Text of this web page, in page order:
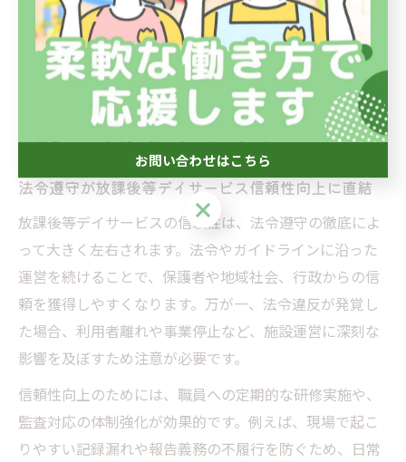
す。現場では「どこまで厳密に守れば良いのか」と迷い
が生じやすいですが、法令遵守は子どもたちとその家族
の安全・安心を守るための最低限の約束事です。運営者
や職員一人ひとりが法令遵守の意義を再認識し、社会的
法令遵守が放課後等デイサービス信頼性向上に直結
放課後等デイサービスの信頼性は、法令遵守の徹底によ
って大きく左右されます。法令やガイドラインに沿った
運営を続けることで、保護者や地域社会、行政からの信
頼を獲得しやすくなります。万が一、法令違反が発覚し
た場合、利用者離れや事業停止など、施設運営に深刻な
影響を及ぼすため注意が必要です。
信頼性向上のためには、職員への定期的な研修実施や、
監査対応の体制強化が効果的です。例えば、現場で起こ
りやすい記録漏れや報告義務の不履行を防ぐため、日常
お問い合わせはこちら
お問い合わせはこちら